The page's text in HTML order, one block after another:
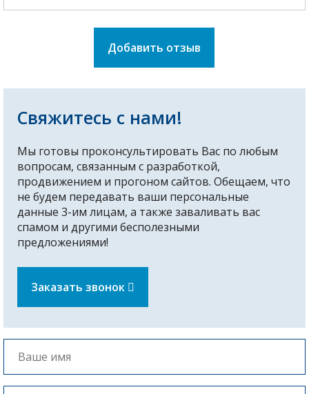
Добавить отзыв
Свяжитесь с нами!
Мы готовы проконсультировать Вас по любым
вопросам, связанным с разработкой,
продвижением и прогоном сайтов. Обещаем, что
не будем передавать ваши персональные
данные 3-им лицам, а также заваливать вас
спамом и другими бесполезными
предложениями!
Заказать звонок